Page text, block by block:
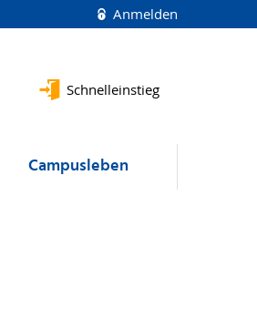
Anmelden
Schnelleinstieg
Campusleben